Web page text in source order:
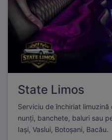
State Limos
Serviciu de închiriat
nunți, banchete, baluri sau
Iași, Vaslui, Botoșani, Bacău.